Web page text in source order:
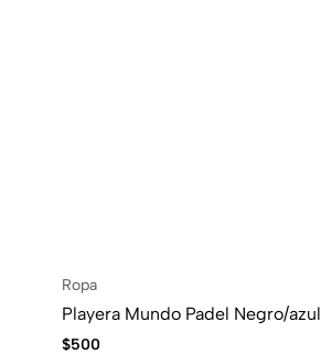
Ropa
Playera Mundo Padel Negro/azul
$500